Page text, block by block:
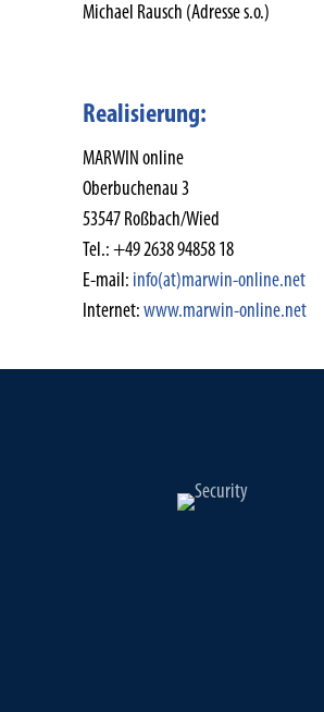
Michael Rausch (Adresse s.o.)
Realisierung:
MARWIN online
Oberbuchenau 3
53547 Roßbach/Wied
Tel.: +49 2638 94858 18
E-mail: info(at)marwin-online.net
Internet: www.marwin-online.net